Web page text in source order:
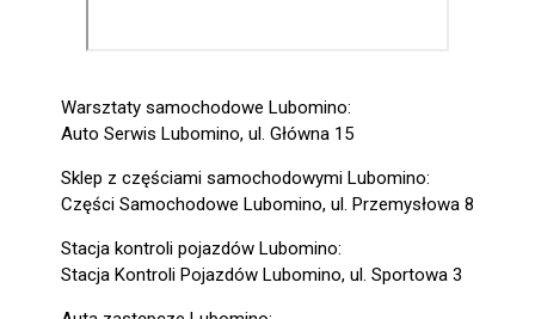
Warsztaty samochodowe Lubomino:
Auto Serwis Lubomino, ul. Główna 15
Sklep z częściami samochodowymi Lubomino:
Części Samochodowe Lubomino, ul. Przemysłowa 8
Stacja kontroli pojazdów Lubomino:
Stacja Kontroli Pojazdów Lubomino, ul. Sportowa 3